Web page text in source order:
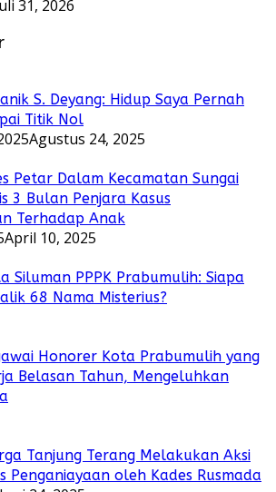
31, 2026
S. Deyang: Hidup Saya Pernah
Titik Nol
Agustus 24, 2025
Petar Dalam Kecamatan Sungai
3 Bulan Penjara Kasus
Terhadap Anak
April 10, 2025
Siluman PPPK Prabumulih: Siapa
68 Nama Misterius?
Honorer Kota Prabumulih yang
Belasan Tahun, Mengeluhkan
Tanjung Terang Melakukan Aksi
Penganiayaan oleh Kades Rusmada